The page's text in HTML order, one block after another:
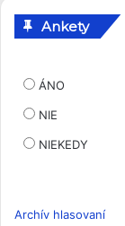
Ankety
ÁNO
NIE
NIEKEDY
Archív hlasovaní